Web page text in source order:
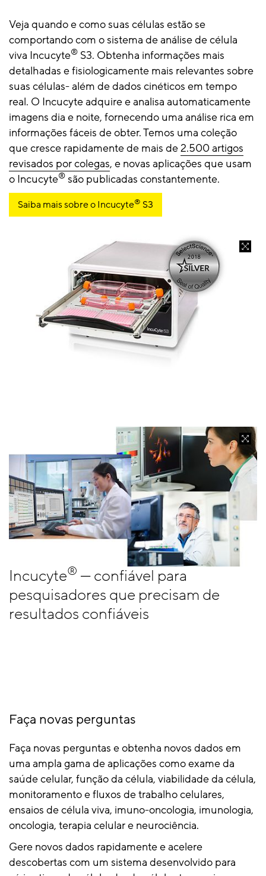
Veja quando e como suas células estão se
comportando com o sistema de análise de célula
viva Incucyte® S3. Obtenha informações mais
detalhadas e fisiologicamente mais relevantes sobre
suas células- além de dados cinéticos em tempo
real. O Incucyte adquire e analisa automaticamente
imagens dia e noite, fornecendo uma análise rica em
informações fáceis de obter. Temos uma coleção
que cresce rapidamente de mais de2.500 artigos
revisados por colegas, e novas aplicações que usam
o Incucyte® são publicadas constantemente.
Saiba mais sobre o Incucyte® S3
Incucyte® — confiável para
pesquisadores que precisam de
resultados confiáveis
Faça novas perguntas
Faça novas perguntas e obtenha novos dados em
uma ampla gama de aplicações como exame da
saúde celular, função da célula, viabilidade da célula,
monitoramento e fluxos de trabalho celulares,
ensaios de célula viva, imuno-oncologia, imunologia,
oncologia, terapia celular e neurociência.
Gere novos dados rapidamente e acelere
descobertas com um sistema desenvolvido para